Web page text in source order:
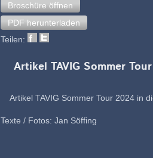
Broschüre öffnen
PDF herunterladen
Teilen:
Artikel TAVIG Sommer
Artikel TAVIG Sommer Tour 2024 in
Texte / Fotos: Jan Söffing